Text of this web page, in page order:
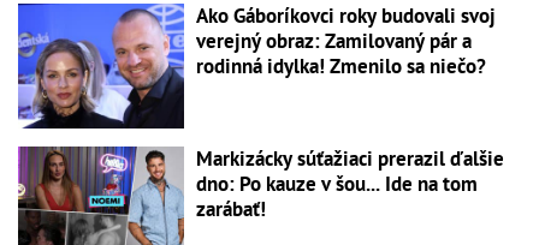
Ako Gáboríkovci roky budovali svoj
verejný obraz: Zamilovaný pár a
rodinná idylka! Zmenilo sa niečo?
Markizácky súťažiaci prerazil ďalšie
dno: Po kauze v šou... Ide na tom
zarábať!